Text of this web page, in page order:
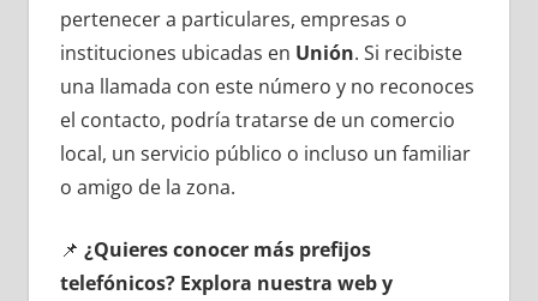
pertenecer а particulares, empresas ο
instituciones ubicadas en Unión. Si recibiste
una llamada сοn еstе número у no reconoces
el contacto, podría tratarse dе un comercio
local, un servicio público ο incluso un familiar
ο amigo dе la zona.
📌 ¿Quieres conocer mа́s prefijos
telefónicos? Explora nuestra web у